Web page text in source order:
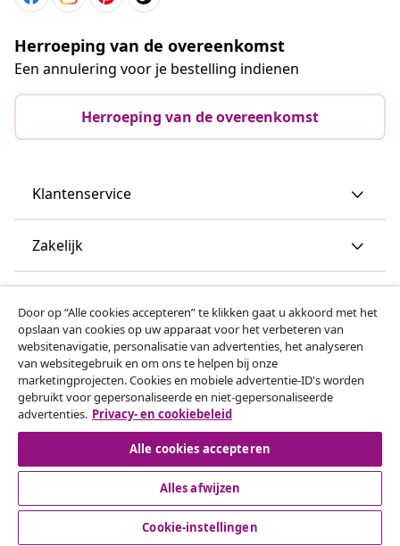
Herroeping van de overeenkomst
Een annulering voor je bestelling indienen
Herroeping van de overeenkomst
Klantenservice
Zakelijk
Ontdek meer
© 2008-2026 vidaxl.be is een website van vidaXL Marketplace
B.V.
Door op “Alle cookies accepteren” te klikken gaat u akkoord met het
opslaan van cookies op uw apparaat voor het verbeteren van
websitenavigatie, personalisatie van advertenties, het analyseren
van websitegebruik en om ons te helpen bij onze
marketingprojecten. Cookies en mobiele advertentie-ID's worden
gebruikt voor gepersonaliseerde en niet-gepersonaliseerde
advertenties. Privacy- en cookiebeleid
Alle cookies accepteren
Alles afwijzen
Cookie-instellingen